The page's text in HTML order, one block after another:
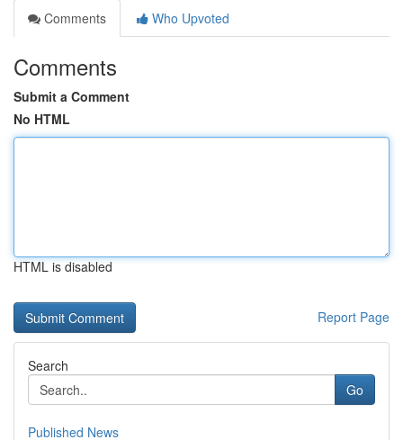
Comments
Who Upvoted
Comments
Submit a Comment
No HTML
HTML is disabled
Report Page
Search
Go
Published News